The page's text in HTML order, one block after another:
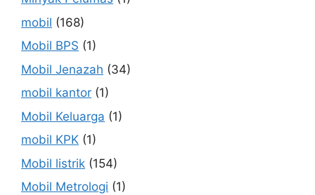
mobil (168)
Mobil BPS (1)
Mobil Jenazah (34)
mobil kantor (1)
Mobil Keluarga (1)
mobil KPK (1)
Mobil listrik (154)
Mobil Metrologi (1)